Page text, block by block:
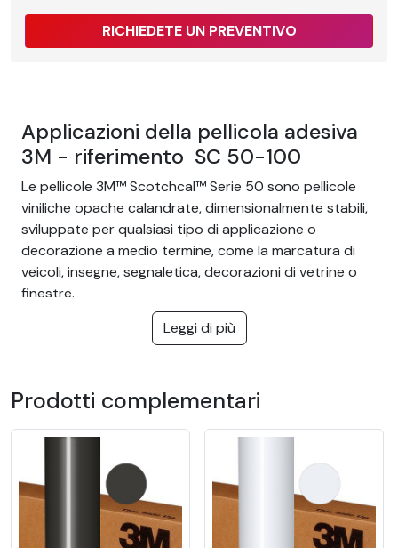
RICHIEDETE UN PREVENTIVO
Applicazioni della pellicola adesiva
3M - riferimento SC 50-100
Le pellicole 3M™ Scotchcal™ Serie 50 sono pellicole
viniliche opache calandrate, dimensionalmente stabili,
sviluppate per qualsiasi tipo di applicazione o
decorazione a medio termine, come la marcatura di
veicoli, insegne, segnaletica, decorazioni di vetrine o
finestre.
Questa pellicola è consigliata solo per superfici piane
Adesivo permanente
Pellicola vinilica da intaglio di alta
qualità 3M Scotchcal™ Serie 50 per
Leggi di più
Prodotti complementari